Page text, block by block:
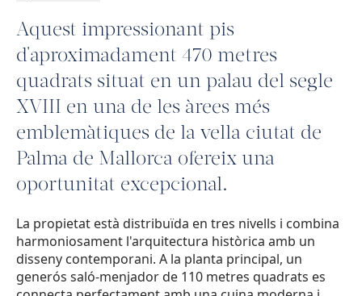
Aquest impressionant pis
d'aproximadament 470 metres
quadrats situat en un palau del segle
XVIII en una de les àrees més
emblemàtiques de la vella ciutat de
Palma de Mallorca ofereix una
oportunitat excepcional.
La propietat està distribuïda en tres nivells i combina
harmoniosament l'arquitectura històrica amb un
disseny contemporani. A la planta principal, un
generós saló-menjador de 110 metres quadrats es